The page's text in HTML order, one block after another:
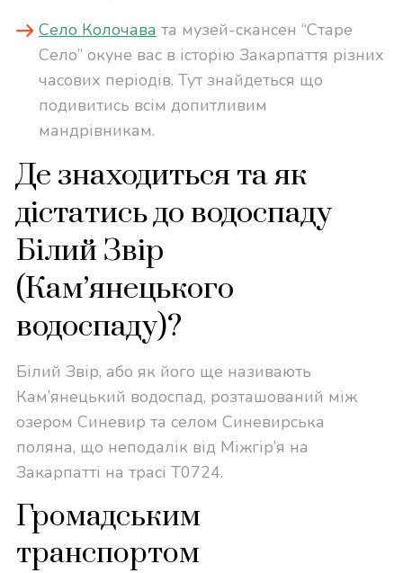
Село Колочава та музей-скансен “Старе
Село” окуне вас в історію Закарпаття різних
часових періодів. Тут знайдеться що
подивитись всім допитливим
мандрівникам.
Де знаходиться та як
дістатись до водоспаду
Білий Звір
(Кам’янецького
водоспаду)?
Білий Звір, або як його ще називають
Кам’янецький водоспад, розташований між
озером Синевир та селом Синевирська
поляна, що неподалік від Міжгір’я на
Закарпатті на трасі T0724.
Громадським
транспортом